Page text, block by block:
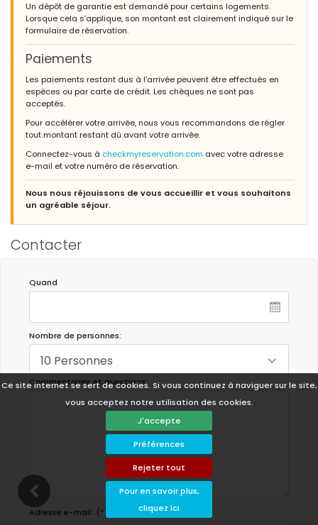
Ce site internet se sert de cookies. Si vous continuez à naviguer sur le site,
vous acceptez notre utilisation des cookies.
J'accepte
Préférences
Rejeter tout
Pour en savoir plus,
cliquez ici
Un dépôt de garantie est demandé pour certains logements.
Lorsque cela s’applique, son montant est clairement indiqué sur le
formulaire de réservation.
Paiements
Les paiements restant dus à l’arrivée peuvent être effectués en
espèces ou par carte de crédit. Les chèques ne sont pas
acceptés.
Pour accélérer votre arrivée, nous vous recommandons de régler
tout montant restant dû avant votre arrivée.
Connectez-vous à checkmyreservation.com avec votre adresse
e-mail et votre numéro de réservation.
Nous nous réjouissons de vous accueillir et vous souhaitons
un agréable séjour.
Contacter
Quand
Nombre de personnes:
10 Personnes
Commentaires et questions:
Adresse e-mail: (*)